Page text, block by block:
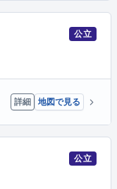
公立
詳細 地図で見る
公立